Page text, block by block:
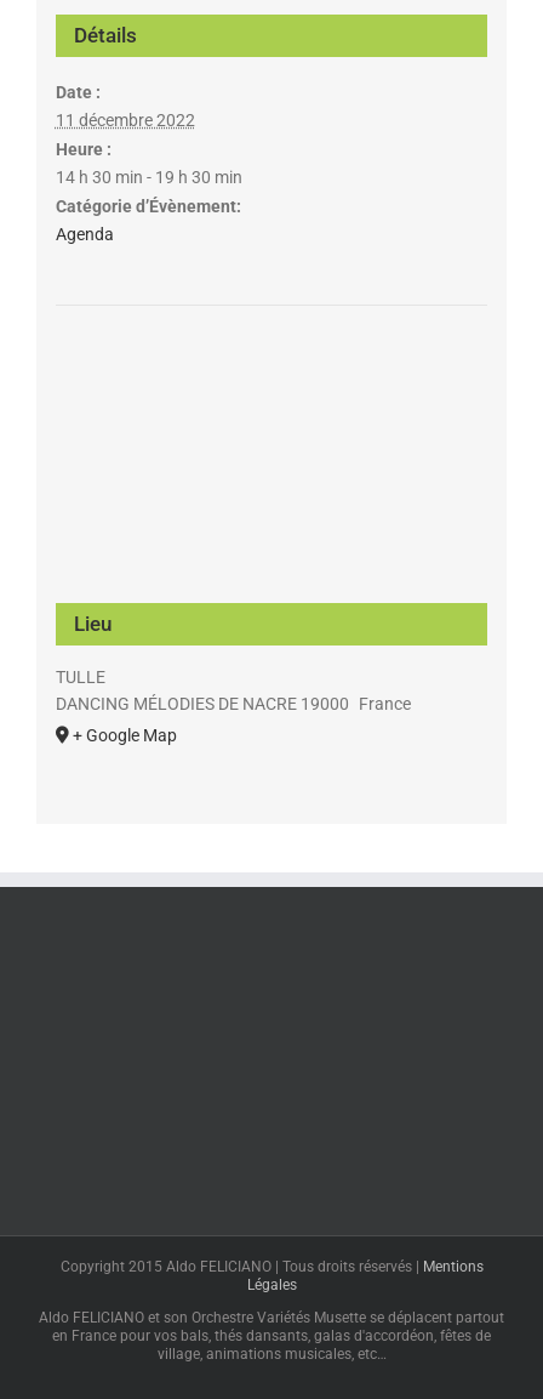
Détails
Date :
11 décembre 2022
Heure :
14 h 30 min - 19 h 30 min
Catégorie d’Évènement:
Agenda
Lieu
TULLE
DANCING MÉLODIES DE NACRE 19000
France
+ Google Map
Copyright 2015 Aldo FELICIANO | Tous droits réservés |
Mentions
Légales
Aldo FELICIANO et son Orchestre Variétés Musette se déplacent partout
en France pour vos bals, thés dansants, galas d'accordéon, fêtes de
village, animations musicales, etc…